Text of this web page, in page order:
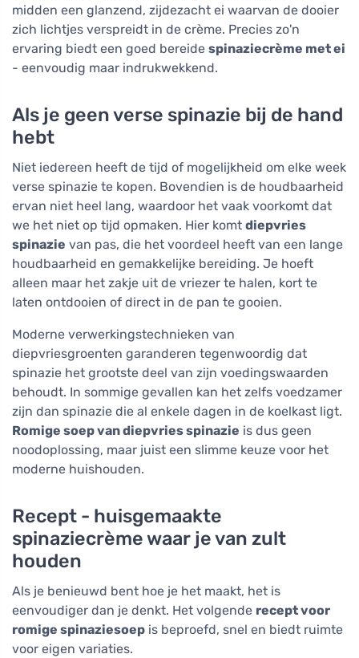
midden een glanzend, zijdezacht ei waarvan de dooier
zich lichtjes verspreidt in de crème. Precies zo'n
ervaring biedt een goed bereide spinaziecrème met ei
- eenvoudig maar indrukwekkend.
Als je geen verse spinazie bij de hand
hebt
Niet iedereen heeft de tijd of mogelijkheid om elke week
verse spinazie te kopen. Bovendien is de houdbaarheid
ervan niet heel lang, waardoor het vaak voorkomt dat
we het niet op tijd opmaken. Hier komt diepvries
spinazie van pas, die het voordeel heeft van een lange
houdbaarheid en gemakkelijke bereiding. Je hoeft
alleen maar het zakje uit de vriezer te halen, kort te
laten ontdooien of direct in de pan te gooien.
Moderne verwerkingstechnieken van
diepvriesgroenten garanderen tegenwoordig dat
spinazie het grootste deel van zijn voedingswaarden
behoudt. In sommige gevallen kan het zelfs voedzamer
zijn dan spinazie die al enkele dagen in de koelkast ligt.
Romige soep van diepvries spinazie is dus geen
noodoplossing, maar juist een slimme keuze voor het
moderne huishouden.
Recept - huisgemaakte
spinaziecrème waar je van zult
houden
Als je benieuwd bent hoe je het maakt, het is
eenvoudiger dan je denkt. Het volgende recept voor
romige spinaziesoep is beproefd, snel en biedt ruimte
voor eigen variaties.